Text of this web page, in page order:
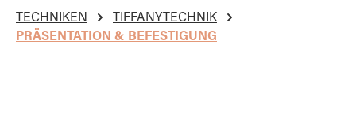
TECHNIKEN
TIFFANYTECHNIK
PRÄSENTATION & BEFESTIGUNG